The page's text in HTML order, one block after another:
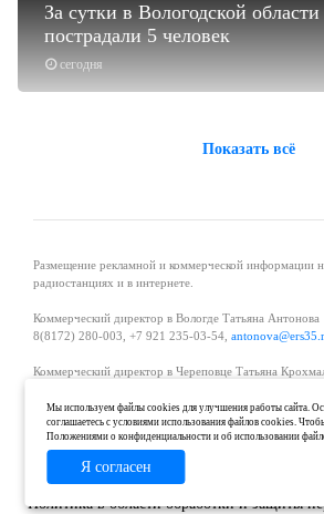
сегодня
За сутки в Вологодской
пострадали 5 человек
Показать всё
Размещение рекламной и коммерческой информации
радиостанциях и в интернете.
Коммерческий директор в Вологде Татьяна Антонова
8(8172) 280-003, +7 921 235-03-54,
Коммерческий директор в Череповце Татьяна
Начальник отдела рекламы в Великом Устюге
2-04-44, +7 921 125-06-40,katrinv81@mail.ru
О проекте Реклама
Политика в области обработки и защиты
Мы используем файлы cookies для улучшения работы сайта.
соглашаетесь с условиями использования файлов cookies.
Положениями о конфиденциальности и об использовании
Я согласен